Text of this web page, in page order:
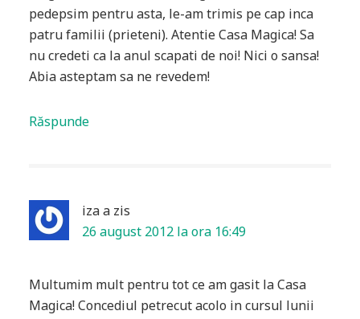
pedepsim pentru asta, le-am trimis pe cap inca
patru familii (prieteni). Atentie Casa Magica! Sa
nu credeti ca la anul scapati de noi! Nici o sansa!
Abia asteptam sa ne revedem!
Răspunde
izaa zis
26 august 2012 la ora 16:49
Multumim mult pentru tot ce am gasit la Casa
Magica! Concediul petrecut acolo in cursul lunii